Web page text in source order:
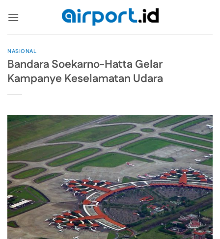
NASIONAL
Bandara Soekarno-Hatta Gelar
Kampanye Keselamatan Udara